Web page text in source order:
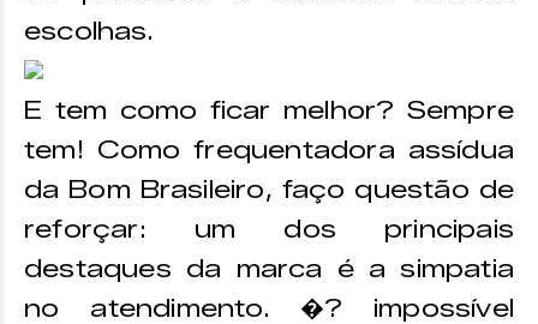
escolhas.
E tem como ficar melhor? Sempre
tem! Como frequentadora assídua
da Bom Brasileiro, faço questão de
reforçar: um dos principais
destaques da marca é a simpatia
no atendimento. �? impossível